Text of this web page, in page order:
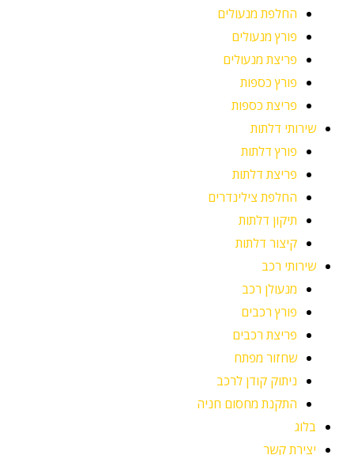
החלפת מנעולים
פורץ מנעולים
פריצת מנעולים
פורץ כספות
פריצת כספות
שירותי דלתות
פורץ דלתות
פריצת דלתות
החלפת צילינדרים
תיקון דלתות
קיצור דלתות
שירותי רכב
מנעולן רכב
פורץ רכבים
פריצת רכבים
שחזור מפתח
ניתוק קודן לרכב
התקנת מחסום חניה
בלוג
יצירת קשר